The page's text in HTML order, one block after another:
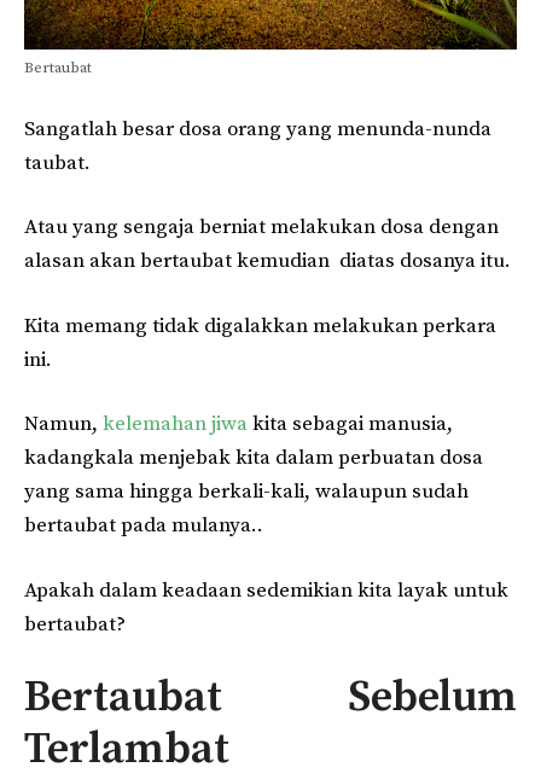
Bertaubat
Sangatlah besar dosa orang yang menunda-nunda
taubat.
Atau yang sengaja berniat melakukan dosa dengan
alasan akan bertaubat kemudian diatas dosanya itu.
Kita memang tidak digalakkan melakukan perkara
ini.
Namun, kelemahan jiwakita sebagai manusia,
kadangkala menjebak kita dalam perbuatan dosa
yang sama hingga berkali-kali, walaupun sudah
bertaubat pada mulanya..
Apakah dalam keadaan sedemikian kita layak untuk
bertaubat?
Bertaubat Sebelum
Terlambat